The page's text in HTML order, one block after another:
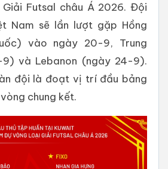
Futsal châu Á 2026. Đội
Nam sẽ lần lượt gặp Hồng
vào ngày 20-9, Trung
và Lebanon (ngày 24-9).
đội là đoạt vị trí đầu bảng
chung kết.